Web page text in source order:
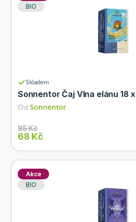
BIO
Skladem
Sonnentor Čaj Vlna elánu 18 x
Od Sonnentor
85 Kč
68 Kč
Akce
BIO